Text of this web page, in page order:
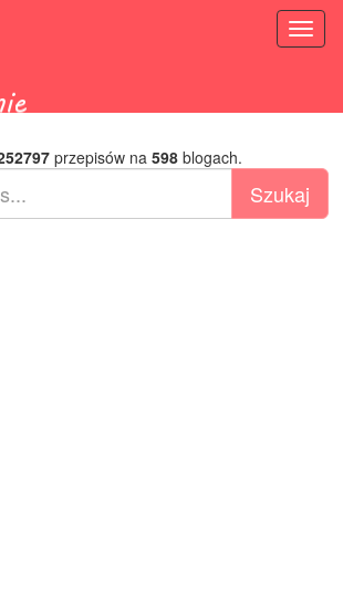
przepisów na 598blogach.